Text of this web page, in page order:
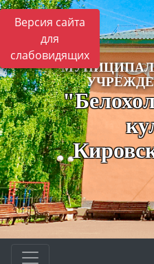
Версия сайта
для
слабовидящих